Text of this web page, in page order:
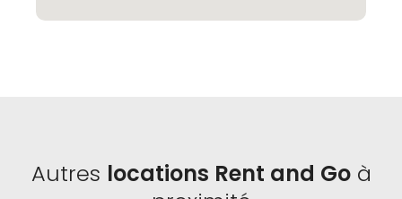
Autres locations Rent and Goà